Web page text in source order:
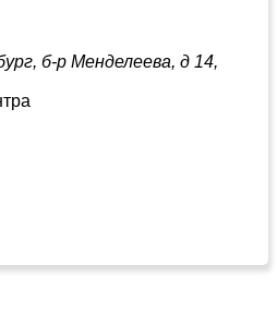
б-р Менделеева, д 14,